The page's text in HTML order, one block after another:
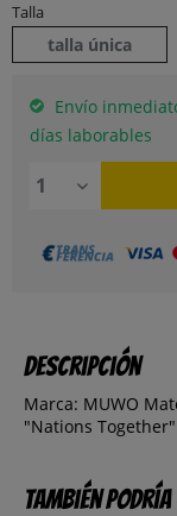
Talla
talla única
Envío
días laborables
Descripción
Marca: MUWO
"Nations
También